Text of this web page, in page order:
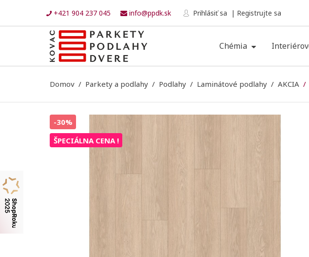
+421 904 237 045 info@ppdk.sk Prihlásiť sa Registrujte sa
Chémia
Domov Parkety a podlahy Podlahy Laminátové podlahy AKCIA
-30%
ŠPECIÁLNA CENA !